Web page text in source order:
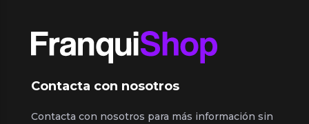
Contacta con nosotros
Contacta con nosotros para más información sin